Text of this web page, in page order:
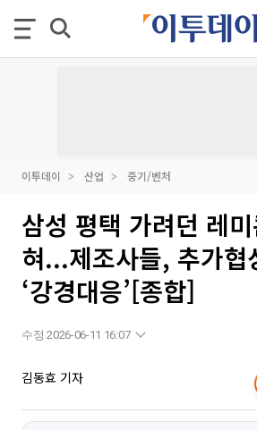
이투데이 산업 중기/벤처
삼성 평택 가려던 레
혀...제조사들, 추가협
‘강경대응’[종합]
수정 2026-06-11 16:07
김동효 기자